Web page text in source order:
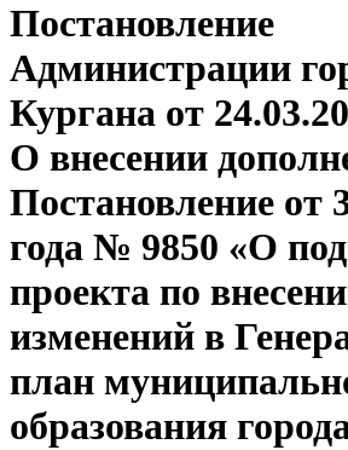
Постановление
Администрации
Кургана от
О внесении
Постановление от
года № 9850 «О
проекта по
изменений в
план
образования